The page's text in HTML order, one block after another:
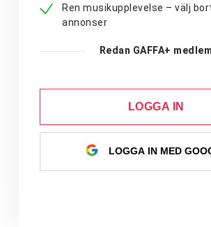
Ren musikupplevelse – välj
annonser
Redan GAFFA+ medlem
LOGGA IN
LOGGA IN MED